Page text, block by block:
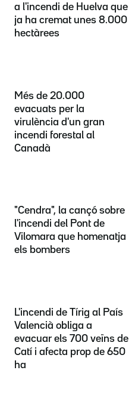
a l'incendi de Huelva que
ja ha cremat unes 8.000
hectàrees
Més de 20.000
evacuats per la
virulència d'un gran
incendi forestal al
Canadà
"Cendra", la cançó sobre
l'incendi del Pont de
Vilomara que homenatja
els bombers
L'incendi de Tírig al País
Valencià obliga a
evacuar els 700 veïns de
Catí i afecta prop de 650
ha